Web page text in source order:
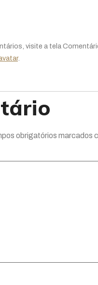
visite a tela
.
obrigatórios marcados